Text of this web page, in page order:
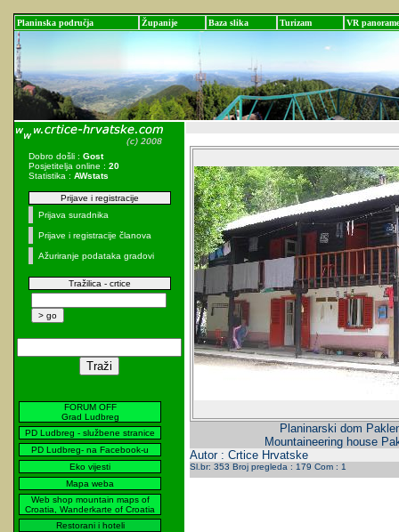
Planinska područja Županije Baza slika Turizam VR panorame
Dobro došli : Gost
Posjetitelja online : 20
Statistika : AWstats
Prijave i registracije
Prijava suradnika
Prijave i registracije članova
Ažuriranje podataka gradovi
Tražilica - crtice
FORUM OFF
Grad Ludbreg
PD Ludbreg - službene stranice
PD Ludbreg- na Facebook-u
Eko vijesti
Mapa weba
Web shop mountain maps of
Croatia, Wanderkarte of Croatia
Restorani i hoteli
Planinarski dom
Mountaineering house
Autor : Crtice Hrvatske
Sl.br: 353 Broj pregleda : 179 Com : 1